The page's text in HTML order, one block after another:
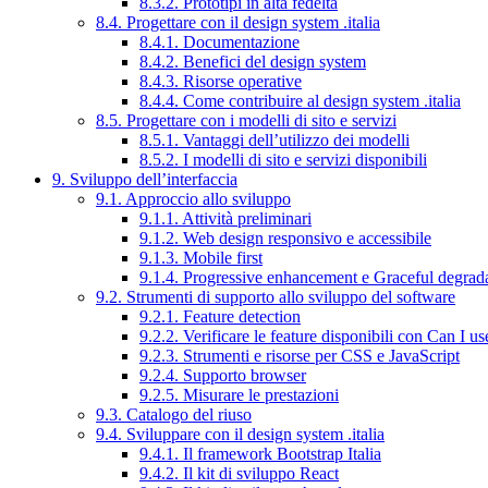
8.4. Progettare con il design system .italia
8.4.1. Documentazione
8.4.2. Benefici del design system
8.4.3. Risorse operative
8.4.4. Come contribuire al design system .italia
8.5. Progettare con i modelli di sito e servizi
8.5.1. Vantaggi dell’utilizzo dei modelli
8.5.2. I modelli di sito e servizi disponibili
9. Sviluppo dell’interfaccia
9.1. Approccio allo sviluppo
9.1.1. Attività preliminari
9.1.2. Web design responsivo e accessibile
9.1.3. Mobile first
9.1.4. Progressive enhancement e Graceful
9.2. Strumenti di supporto allo sviluppo del software
9.2.1. Feature detection
9.2.2. Verificare le feature disponibili con Can I
9.2.3. Strumenti e risorse per CSS e JavaScript
9.2.4. Supporto browser
9.2.5. Misurare le prestazioni
9.3. Catalogo del riuso
9.4. Sviluppare con il design system .italia
9.4.1. Il framework Bootstrap Italia
9.4.2. Il kit di sviluppo React